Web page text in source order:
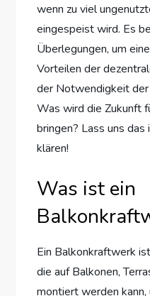
wenn zu viel
eingespeist wird. Es
Überlegungen, um
Vorteilen der
der Notwendigkeit
Was wird die Zukunft
bringen? Lass uns
klären!
Was ist ein
Ein Balkonkraftwerk
die auf Balkonen,
montiert werden kann,